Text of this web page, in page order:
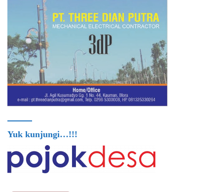
Yuk kunjungi…!!!